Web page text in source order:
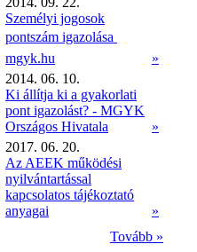
Személyi jogosok
pontszám igazolása 
mgyk.hu
»
2014. 06. 10.
Ki állítja ki a gyakorlati
pont igazolást? - MGYK
Országos Hivatala
»
2017. 06. 20.
Az AEEK működési
nyilvántartással
kapcsolatos tájékoztató
anyagai
»
Tovább »